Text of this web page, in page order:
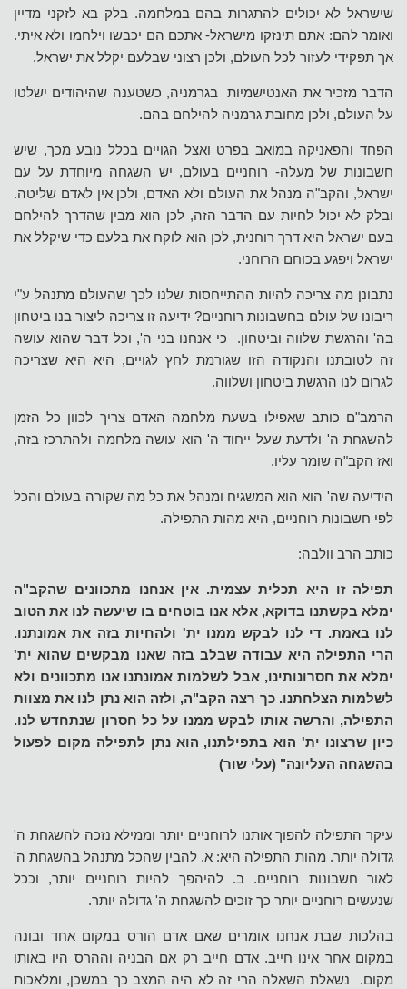
שישראל לא יכולים להתגרות בהם במלחמה. בלק בא לזקני מדיין
ואומר להם: אתם תינזקו מישראל- אתכם הם יכבשו וילחמו ולא איתי.
אך תפקידי לעזור לכל העולם, ולכן רצוני שבלעם יקלל את ישראל.
הדבר מזכיר את האנטישמיות בגרמניה, כשטענה שהיהודים ישלטו
על העולם, ולכן מחובת גרמניה להילחם בהם.
הפחד והפאניקה במואב בפרט ואצל הגויים בכלל נובע מכך, שיש
חשבונות של מעלה- רוחניים בעולם, יש השגחה מיוחדת על עם
ישראל, והקב"ה מנהל את העולם ולא האדם, ולכן אין לאדם שליטה.
ובלק לא יכול לחיות עם הדבר הזה, לכן הוא מבין שהדרך להילחם
בעם ישראל היא דרך רוחנית, לכן הוא לוקח את בלעם כדי שיקלל את
ישראל ויפגע בכוחם הרוחני.
נתבונן מה צריכה להיות ההתייחסות שלנו לכך שהעולם מתנהל ע"י
ריבונו של עולם בחשבונות רוחניים? ידיעה זו צריכה ליצור בנו ביטחון
בה' והרגשת שלווה וביטחון. כי אנחנו בני ה', וכל דבר שהוא עושה
זה לטובתנו והנקודה הזו שגורמת לחץ לגויים, היא היא שצריכה
לגרום לנו הרגשת ביטחון ושלווה.
הרמב"ם כותב שאפילו בשעת מלחמה האדם צריך לכוון כל הזמן
להשגחת ה' ולדעת שעל ייחוד ה' הוא עושה מלחמה ולהתרכז בזה,
ואז הקב"ה שומר עליו.
הידיעה שה' הוא הוא המשגיח ומנהל את כל מה שקורה בעולם והכל
לפי חשבונות רוחניים, היא מהות התפילה.
כותב הרב וולבה:
תפילה זו היא תכלית עצמית. אין אנחנו מתכוונים שהקב"ה
ימלא בקשתנו בדוקא, אלא אנו בוטחים בו שיעשה לנו את הטוב
לנו באמת. די לנו לבקש ממנו ית' ולהחיות בזה את אמונתנו.
הרי התפילה היא עבודה שבלב בזה שאנו מבקשים שהוא ית'
ימלא את חסרונותינו, אבל לשלמות אמונתנו אנו מתכוונים ולא
לשלמות הצלחתנו. כך רצה הקב"ה, ולזה הוא נתן לנו את מצוות
התפילה, והרשה אותו לבקש ממנו על כל חסרון שנתחדש לנו.
כיון שרצונו ית' הוא בתפילתנו, הוא נתן לתפילה מקום לפעול
בהשגחה העליונה" (עלי שור)
עיקר התפילה להפוך אותנו לרוחניים יותר וממילא נזכה להשגחת ה'
גדולה יותר. מהות התפילה היא: א. להבין שהכל מתנהל בהשגחת ה'
לאור חשבונות רוחניים. ב. להיהפך להיות רוחניים יותר, וככל
שנעשים רוחניים יותר כך זוכים להשגחת ה' גדולה יותר.
בהלכות שבת אנחנו אומרים שאם אדם הורס במקום אחד ובונה
במקום אחר אינו חייב. אדם חייב רק אם הבניה וההרס היו באותו
מקום. נשאלת השאלה הרי זה לא היה המצב כך במשכן, ומלאכות